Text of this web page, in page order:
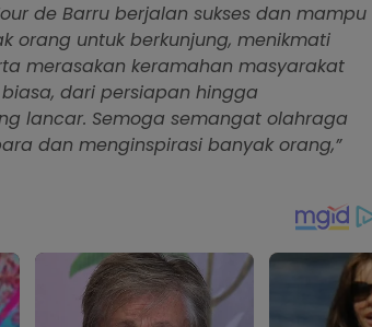
de Barru berjalan sukses dan mampu
orang untuk berkunjung, menikmati
merasakan keramahan masyarakat
dari persiapan hingga
lancar. Semoga semangat olahraga
dan menginspirasi banyak orang,”